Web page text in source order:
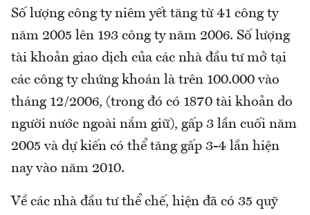
Số lượng công ty niêm yết tăng từ 41 công ty
năm 2005 lên 193 công ty năm 2006. Số lượng
tài khoản giao dịch của các nhà đầu tư mở tại
các công ty chứng khoán là trên 100.000 vào
tháng 12/2006, (trong đó có 1870 tài khoản do
người nước ngoài nắm giữ), gấp 3 lần cuối năm
2005 và dự kiến có thể tăng gấp 3-4 lần hiện
nay vào năm 2010.
Về các nhà đầu tư thể chế, hiện đã có 35 quỹ